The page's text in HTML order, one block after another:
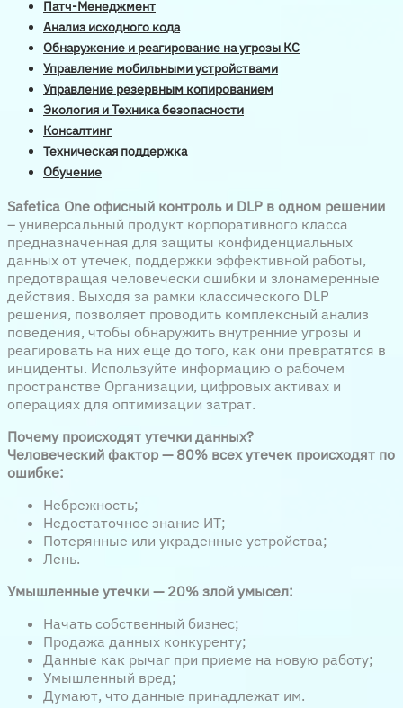
Патч-Менеджмент
Анализ исходного кода
Обнаружение и реагирование на угрозы КС
Управление мобильными устройствами
Управление резервным копированием
Экология и Техника безопасности
Консалтинг
Техническая поддержка
Обучение
Safetica One офисный контроль и DLP в одном решении
– универсальный продукт корпоративного класса
предназначенная для защиты конфиденциальных
данных от утечек, поддержки эффективной работы,
предотвращая человечески ошибки и злонамеренные
действия. Выходя за рамки классического DLP
решения, позволяет проводить комплексный анализ
поведения, чтобы обнаружить внутренние угрозы и
реагировать на них еще до того, как они превратятся в
инциденты. Используйте информацию о рабочем
пространстве Организации, цифровых активах и
операциях для оптимизации затрат.
Почему происходят утечки данных?
Человеческий фактор — 80% всех утечек происходят по
ошибке:
Небрежность;
Недостаточное знание ИТ;
Потерянные или украденные устройства;
Лень.
Умышленные утечки — 20% злой умысел:
Начать собственный бизнес;
Продажа данных конкуренту;
Данные как рычаг при приеме на новую работу;
Умышленный вред;
Думают, что данные принадлежат им.